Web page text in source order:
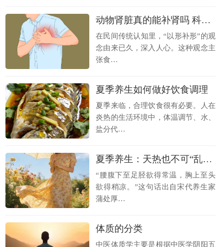
动物肾脏真的能补肾吗 科学补肾的方法
在民间传统认知里，“以形补形”的观
念由来已久，深入人心。这种观念主
张食…
夏季养生如何做好饮食调理
夏季来临，合理饮食很有必要。人在
炎热的生活环境中，体温调节、水、
盐分代…
夏季养生：天热也不可“乱”穿衣
“腰腹下至足胫欲得常温，胸上至头
欲得稍凉。”这句话出自宋代养生家
蒲处厚…
体质的分类
中医体质学主要是根据中医学阴阳五